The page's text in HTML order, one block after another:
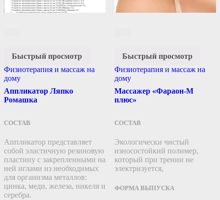
Быстрый просмотр
Физиотерапия и массаж на
дому
Аппликатор Ляпко
Ромашка
СОСТАВ
Аппликатор представляет
собой эластичную резиновую
пластину c закрепленными на
ней иглами из необходимых
для организма металлов:
цинка, меди, железа, никеля и
серебра.
Быстрый просмотр
Физиотерапия и массаж на
дому
Массажер «Фараон-М
плюс»
СОСТАВ
Экологически чистый
износостойкий полимер,
который при трении не
электризуется,
ФОРМА ВЫПУСКА